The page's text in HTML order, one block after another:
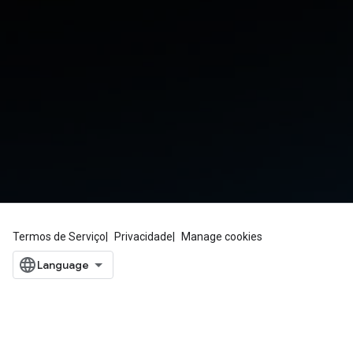
Termos de Serviço Privacidade Manage cookies